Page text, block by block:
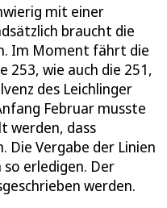
mit einer
braucht die
Im Moment fährt die
253, wie auch die 251,
des Leichlinger
Februar musste
werden, dass
Die Vergabe der Linien
erledigen. Der
werden.